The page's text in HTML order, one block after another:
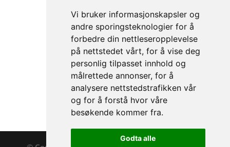
Vi bruker informasjonskapsler og
andre sporingsteknologier for å
forbedre din nettleseropplevelse
på nettstedet vårt, for å vise deg
personlig tilpasset innhold og
målrettede annonser, for å
analysere nettstedstrafikken vår
og for å forstå hvor våre
besøkende kommer fra.
Godta alle
CAMP TURBOHAND PRO